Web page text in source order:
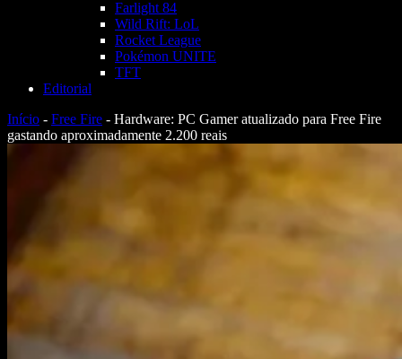
Farlight 84
Wild Rift: LoL
Rocket League
Pokémon UNITE
TFT
Editorial
Início - Free Fire - Hardware: PC Gamer atualizado para Free Fire
gastando aproximadamente 2.200 reais